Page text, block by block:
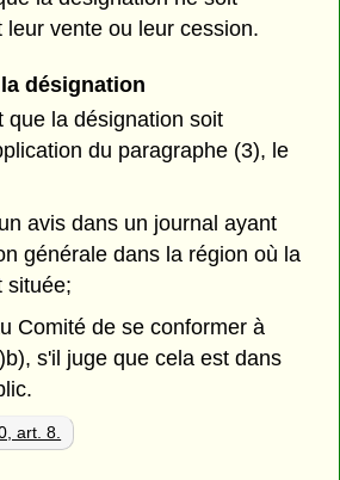
leur vente ou leur cession.
désignation
que la désignation soit
du paragraphe (3), le
avis dans un journal ayant
générale dans la région où la
située;
Comité de se conformer à
s'il juge que cela est dans
art. 8.